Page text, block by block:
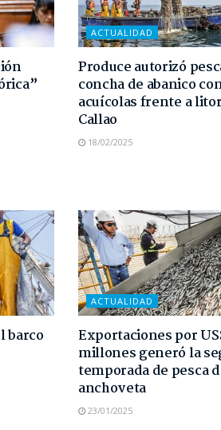
ACTUALIDAD
Produce autorizó
concha de abanico
acuícolas frente a
Callao
18/02/2025
barco
ACTUALIDAD
Exportaciones por
millones generó la
temporada de pesca
anchoveta
23/01/2025